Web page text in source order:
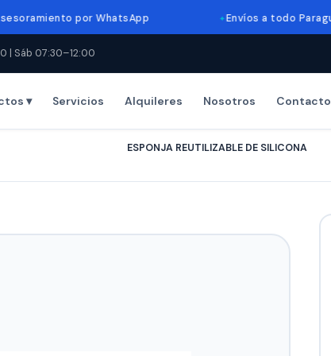
por WhatsApp Envíos a todo Paraguay
| Sáb 07:30–12:00
▾ Servicios Alquileres Nosotros Contacto
ESPONJA REUTILIZABLE DE SILICONA